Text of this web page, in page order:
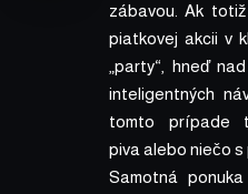
zábavou. Ak
piatkovej akcii v
„party“, hneď
inteligentných
tomto prípade
piva alebo niečo s
Samotná